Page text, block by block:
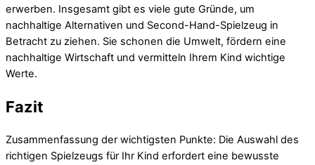
erwerben. Insgesamt gibt es viele gute Gründe, um
nachhaltige Alternativen und Second-Hand-Spielzeug in
Betracht zu ziehen. Sie schonen die Umwelt, fördern eine
nachhaltige Wirtschaft und vermitteln Ihrem Kind wichtige
Werte.
Fazit
Zusammenfassung der wichtigsten Punkte: Die Auswahl des
richtigen Spielzeugs für Ihr Kind erfordert eine bewusste